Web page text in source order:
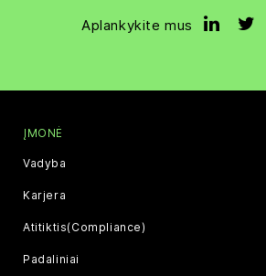
Aplankykite mus
ĮMONĖ
Vadyba
Karjera
Atitiktis(Compliance)
Padaliniai